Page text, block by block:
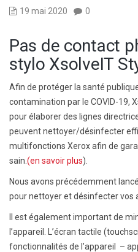
19 mai 2020 0
Pas de contact
stylo XsolveIT
Afin de protéger la santé
contamination par le COVID-19,
pour élaborer des lignes
peuvent nettoyer/désinfecter
multifonctions Xerox afin de
sain. (en savoir plus).
Nous avons précédemment
pour nettoyer et désinfecter vos
Il est également important de
l’appareil. L’écran tactile
fonctionnalités de l’appareil –